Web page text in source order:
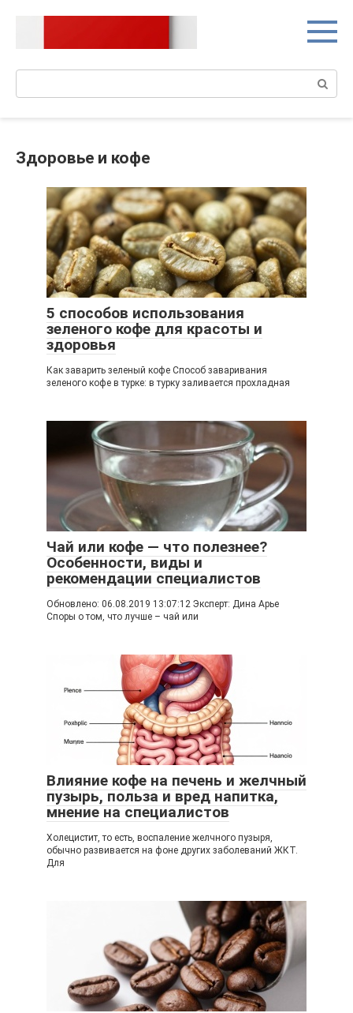
Здоровье и кофе
5 способов использования
зеленого кофе для красоты и
здоровья
Как заварить зеленый кофе Способ заваривания
зеленого кофе в турке: в турку заливается прохладная
Чай или кофе — что полезнее?
Особенности, виды и
рекомендации специалистов
Обновлено: 06.08.2019 13:07:12 Эксперт: Дина Арье
Споры о том, что лучше – чай или
Влияние кофе на печень и желчный
пузырь, польза и вред напитка,
мнение на специалистов
Холецистит, то есть, воспаление желчного пузыря,
обычно развивается на фоне других заболеваний ЖКТ.
Для